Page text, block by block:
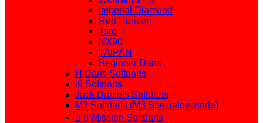
Imperial Diamond
Red Horizon
Toro
NX90
TAIPAN
Beginner Darts
HiDarts Softdarts
i9 Softdarts
Jack Daniels Softdarts
M3 Softdarts (M3 Spezialgewinde)
  Mission Softdarts